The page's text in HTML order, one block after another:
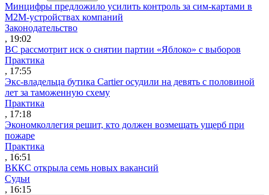
Минцифры предложило усилить контроль за сим-картами в
M2M-устройствах компаний
Законодательство
, 19:02
ВС рассмотрит иск о снятии партии «Яблоко» с выборов
Практика
, 17:55
Экс-владельца бутика Cartier осудили на девять с половиной
лет за таможенную схему
Практика
, 17:18
Экономколлегия решит, кто должен возмещать ущерб при
пожаре
Практика
, 16:51
ВККС открыла семь новых вакансий
Судьи
, 16:15